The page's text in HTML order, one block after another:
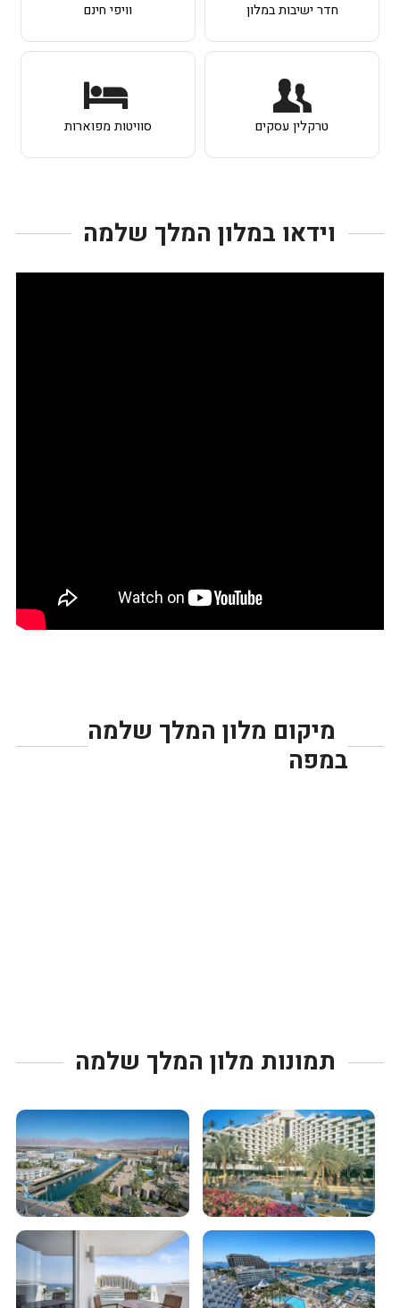
חדר ישיבות במלון וויפי חינם
טרקלין עסקים סוויטות מפוארות
וידאו במלון המלך שלמה
מיקום מלון המלך שלמה
במפה
תמונות מלון המלך שלמה